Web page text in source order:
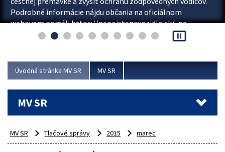
Podrobné informácie nájdu občania na oficiálnom
webovom portáli https://nepoistenevozidlo.sk/, na
ktorom od augusta pribudne aj možnosť overiť si...
pause_presentation
Úvodná stránka MV SR MV SR
MV SR
MV SR Tlačové správy 2015 marec